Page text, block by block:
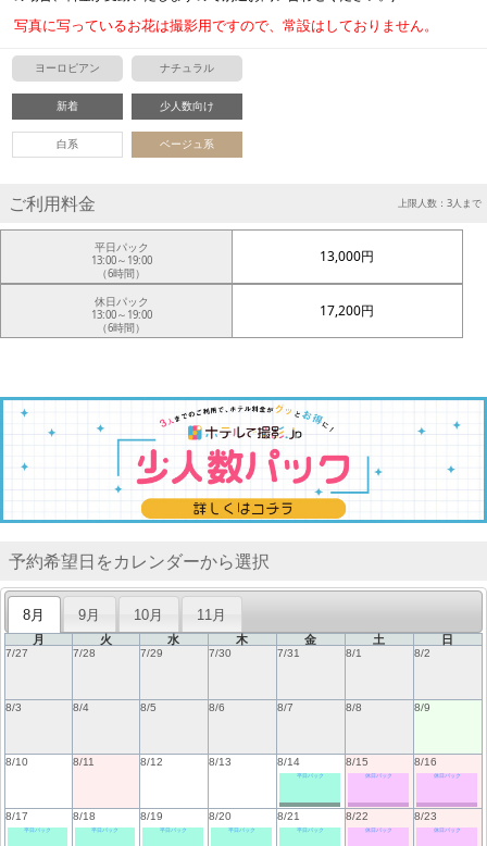
写真に写っているお花は撮影用ですので、常設はしておりません。
ヨーロピアン ナチュラル
新着 少人数向け
白系 ベージュ系
ご利用料金 上限人数：3人まで
平日パック
13:00～19:00
（6時間）
13,000円
休日パック
13:00～19:00
（6時間）
17,200円
予約希望日をカレンダーから選択
8月 9月 10月 11月
月 火 水 木 金 土 日
7/27 7/28 7/29 7/30 7/31 8/1 8/2
8/3 8/4 8/5 8/6 8/7 8/8 8/9
8/10 8/11 8/12 8/13 8/14
平日パック
8/15
休日パック
8/16
休日パック
8/17
平日パック
8/18
平日パック
8/19
平日パック
8/20
平日パック
8/21
平日パック
8/22
休日パック
8/23
休日パック